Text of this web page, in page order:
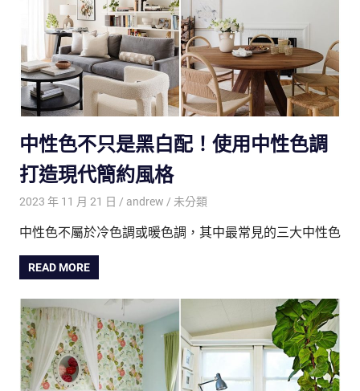
中性色不只是黑白配！使用中性色調
打造現代簡約風格
2023 年 11 月 21 日 andrew 未分類
中性色不屬於冷色調或暖色調，其中最常見的三大中性色
READ MORE